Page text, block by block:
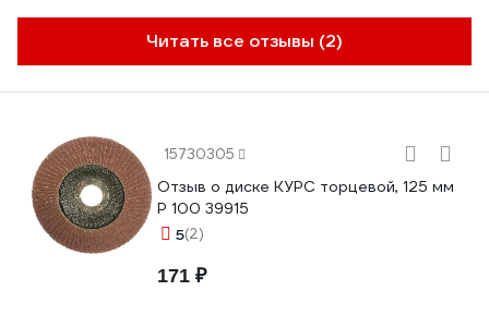
Читать все отзывы (2)
15730305
Отзыв о диске КУРС торцевой, 125 мм
P 100 39915
5(2)
171 ₽